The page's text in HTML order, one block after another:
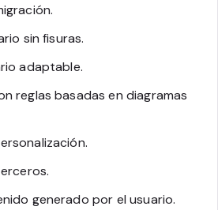
sin fisuras.
adaptable.
reglas basadas en diagramas
generado por el usuario.